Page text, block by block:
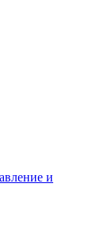
и